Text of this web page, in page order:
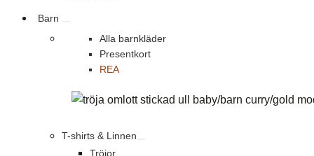
Barn
Alla barnkläder
Presentkort
REA
T-shirts & Linnen
Tröjor